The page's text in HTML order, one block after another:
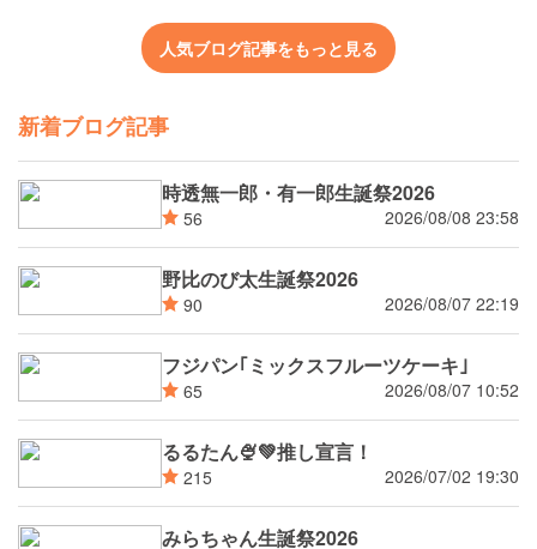
人気ブログ記事をもっと見る
新着ブログ記事
時透無一郎・有一郎生誕祭2026
56 2026/08/08 23:58
野比のび太生誕祭2026
90 2026/08/07 22:19
フジパン｢ミックスフルーツケーキ｣
65 2026/08/07 10:52
るるたん🍨‪💚推し宣言！
215 2026/07/02 19:30
みらちゃん生誕祭2026